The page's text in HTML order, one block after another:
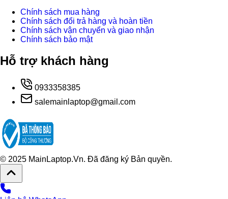
Chính sách mua hàng
Chính sách đổi trả hàng và hoàn tiền
Chính sách vận chuyển và giao nhận
Chính sách bảo mật
Hỗ trợ khách hàng
0933358385
salemainlaptop@gmail.com
© 2025 MainLaptop.Vn. Đã đăng ký Bản quyền.